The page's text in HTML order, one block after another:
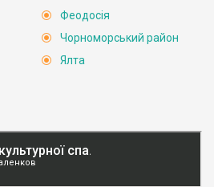
Феодосія
Чорноморський район
Ялта